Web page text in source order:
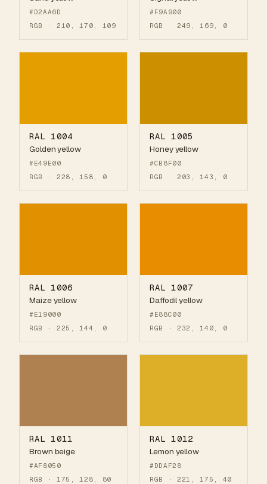
#D2AA6D
RGB · 210, 170, 109
#F9A900
RGB · 249, 169, 0
RAL 1004
Golden yellow
#E49E00
RGB · 228, 158, 0
RAL 1005
Honey yellow
#CB8F00
RGB · 203, 143, 0
RAL 1006
Maize yellow
#E19000
RGB · 225, 144, 0
RAL 1007
Daffodil yellow
#E88C00
RGB · 232, 140, 0
RAL 1011
Brown beige
#AF8050
RGB · 175, 128, 80
RAL 1012
Lemon yellow
#DDAF28
RGB · 221, 175, 40